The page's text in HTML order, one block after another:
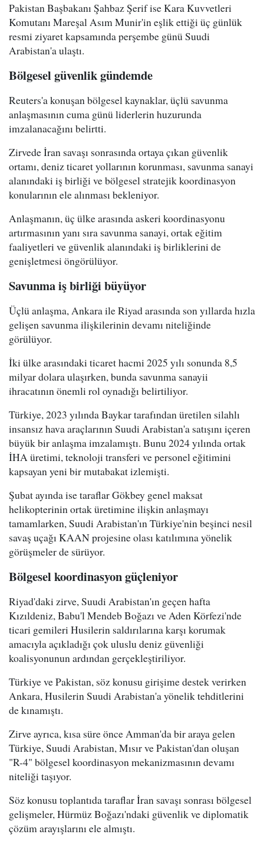
Pakistan Başbakanı Şahbaz Şerif ise Kara Kuvvetleri
Komutanı Mareşal Asım Munir'in eşlik ettiği üç günlük
resmi ziyaret kapsamında perşembe günü Suudi
Arabistan'a ulaştı.
Bölgesel güvenlik gündemde
Reuters'a konuşan bölgesel kaynaklar, üçlü savunma
anlaşmasının cuma günü liderlerin huzurunda
imzalanacağını belirtti.
Zirvede İran savaşı sonrasında ortaya çıkan güvenlik
ortamı, deniz ticaret yollarının korunması, savunma sanayi
alanındaki iş birliği ve bölgesel stratejik koordinasyon
konularının ele alınması bekleniyor.
Anlaşmanın, üç ülke arasında askeri koordinasyonu
artırmasının yanı sıra savunma sanayi, ortak eğitim
faaliyetleri ve güvenlik alanındaki iş birliklerini de
genişletmesi öngörülüyor.
Savunma iş birliği büyüyor
Üçlü anlaşma, Ankara ile Riyad arasında son yıllarda hızla
gelişen savunma ilişkilerinin devamı niteliğinde
görülüyor.
İki ülke arasındaki ticaret hacmi 2025 yılı sonunda 8,5
milyar dolara ulaşırken, bunda savunma sanayii
ihracatının önemli rol oynadığı belirtiliyor.
Türkiye, 2023 yılında Baykar tarafından üretilen silahlı
insansız hava araçlarının Suudi Arabistan'a satışını içeren
büyük bir anlaşma imzalamıştı. Bunu 2024 yılında ortak
İHA üretimi, teknoloji transferi ve personel eğitimini
kapsayan yeni bir mutabakat izlemişti.
Şubat ayında ise taraflar Gökbey genel maksat
helikopterinin ortak üretimine ilişkin anlaşmayı
tamamlarken, Suudi Arabistan'ın Türkiye'nin beşinci nesil
savaş uçağı KAAN projesine olası katılımına yönelik
görüşmeler de sürüyor.
Bölgesel koordinasyon güçleniyor
Riyad'daki zirve, Suudi Arabistan'ın geçen hafta
Kızıldeniz, Babu'l Mendeb Boğazı ve Aden Körfezi'nde
ticari gemileri Husilerin saldırılarına karşı korumak
amacıyla açıkladığı çok uluslu deniz güvenliği
koalisyonunun ardından gerçekleştiriliyor.
Türkiye ve Pakistan, söz konusu girişime destek verirken
Ankara, Husilerin Suudi Arabistan'a yönelik tehditlerini
de kınamıştı.
Zirve ayrıca, kısa süre önce Amman'da bir araya gelen
Türkiye, Suudi Arabistan, Mısır ve Pakistan'dan oluşan
"R-4" bölgesel koordinasyon mekanizmasının devamı
niteliği taşıyor.
Söz konusu toplantıda taraflar İran savaşı sonrası bölgesel
gelişmeler, Hürmüz Boğazı'ndaki güvenlik ve diplomatik
çözüm arayışlarını ele almıştı.